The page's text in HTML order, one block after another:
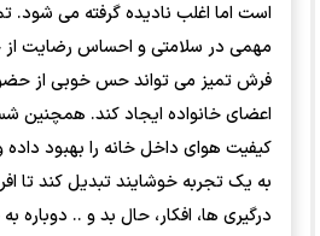
است اما اغلب نادیده گرفته می
مهمی در سلامتی و احساس رضایت از
فرش تمیز می تواند حس خوبی از
اعضای خانواده ایجاد کند. همچنین
کیفیت هوای داخل خانه را بهبود
به یک تجربه خوشایند تبدیل کند تا
درگیری ها، افکار، حال بد و .. دوباره